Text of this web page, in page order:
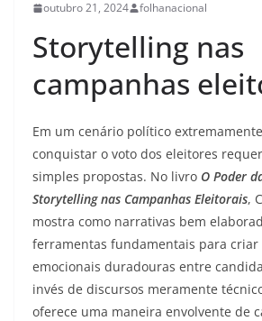
outubro 21, 2024 folhanacional
Storytelling nas
campanhas
Em um cenário político
conquistar o voto dos eleitores
simples propostas. No livro O Poder
Storytelling nas Campanhas Eleitorais,
mostra como narrativas bem
ferramentas fundamentais para criar
emocionais duradouras entre
invés de discursos meramente
oferece uma maneira envolvente de